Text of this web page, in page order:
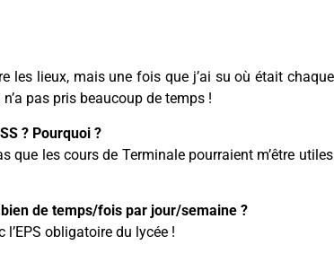
lieux, mais une fois que j’ai su où était
pas pris beaucoup de temps !
? Pourquoi ?
les cours de Terminale pourraient m’être
de temps/fois par jour/semaine ?
l’EPS obligatoire du lycée !